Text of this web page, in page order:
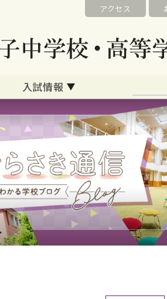
アクセス
入試情報